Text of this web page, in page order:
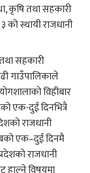
कृषि तथा सहकारी
३ को स्थायी राजधानी
सहकारी
गाउँपालिकाले
विहीबार
एक-दुई दिनभित्रै
राजधानी
एक–दुई दिनमै
राजधानी